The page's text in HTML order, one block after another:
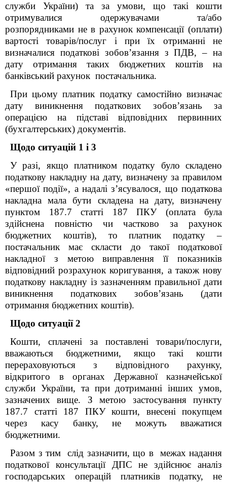
служби України) та за умови, що такі кошти
отримувалися одержувачами та/або
розпорядниками не в рахунок компенсації (оплати)
вартості товарів/послуг і при їх отриманні не
визначалися податкові зобов’язання з ПДВ, – на
дату отримання таких бюджетних коштів на
банківський рахунок постачальника.
При цьому платник податку самостійно визначає
дату виникнення податкових зобов’язань за
операцією на підставі відповідних первинних
(бухгалтерських) документів.
Щодо ситуацій 1 і 3
У разі, якщо платником податку було складено
податкову накладну на дату, визначену за правилом
«першої події», а надалі з’ясувалося, що податкова
накладна мала бути складена на дату, визначену
пунктом 187.7 статті 187 ПКУ (оплата була
здійснена повністю чи частково за рахунок
бюджетних коштів), то платник податку –
постачальник має скласти до такої податкової
накладної з метою виправлення її показників
відповідний розрахунок коригування, а також нову
податкову накладну із зазначенням правильної дати
виникнення податкових зобов’язань (дати
отримання бюджетних коштів).
Щодо ситуації 2
Кошти, сплачені за поставлені товари/послуги,
вважаються бюджетними, якщо такі кошти
перераховуються з відповідного рахунку,
відкритого в органах Державної казначейської
служби України, та при дотриманні інших умов,
зазначених вище. З метою застосування пункту
187.7 статті 187 ПКУ кошти, внесені покупцем
через касу банку, не можуть вважатися
бюджетними.
Разом з тим слід зазначити, що в межах надання
податкової консультації ДПС не здійснює аналіз
господарських операцій платників податку, не